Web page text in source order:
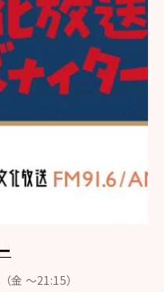
金 ～21:15）